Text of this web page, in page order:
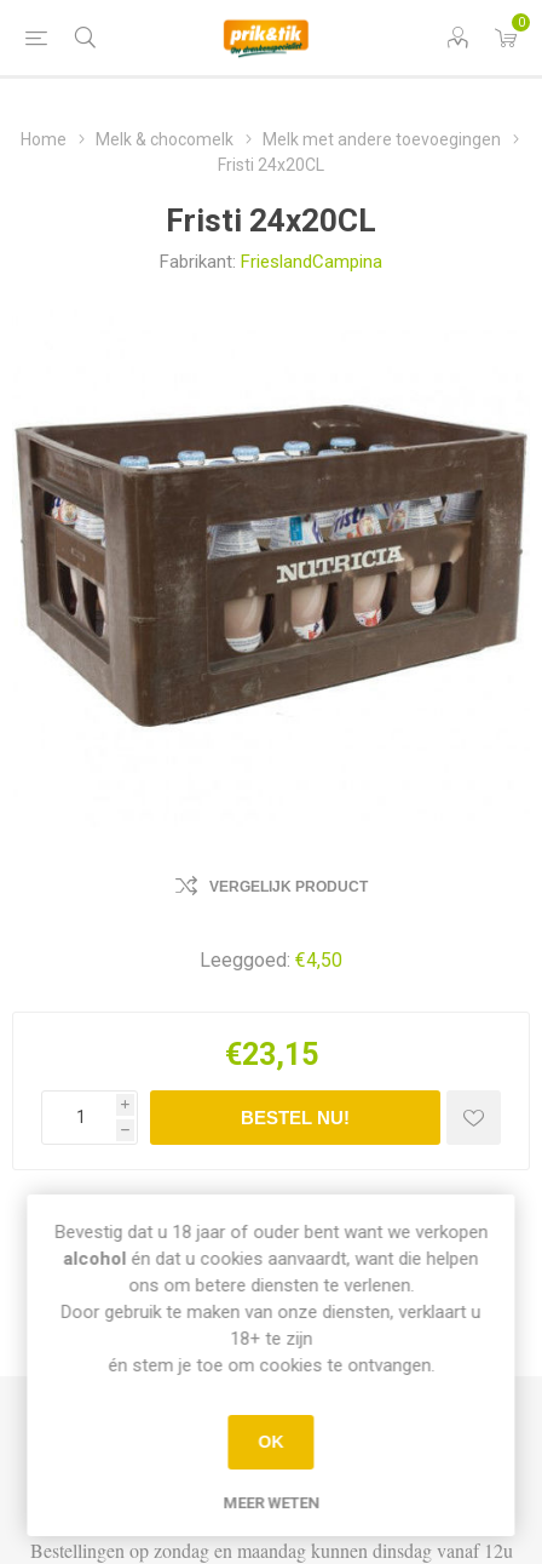
0
Home Melk & chocomelk
Melk met andere toevoegingen
Fristi 24x20CL
Fristi 24x20CL
Fabrikant: FrieslandCampina
VERGELIJK PRODUCT
Leeggoed: €4,50
€23,15
i
h
INFO PICK-UP & LEVERING
Afhalen
vanaf 16u
Bestellingen op zondag en maandag kunnen dinsdag vanaf 12u
Bevestig dat u 18 jaar of ouder bent want we verkopen
alcohol én dat u cookies aanvaardt, want die helpen
ons om betere diensten te verlenen.
Door gebruik te maken van onze diensten, verklaart u
18+ te zijn
én stem je toe om cookies te ontvangen.
OK
MEER WETEN